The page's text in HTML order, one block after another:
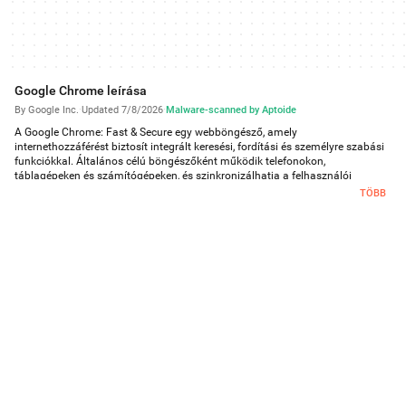
Google Chrome leírása
By Google Inc.·Updated 7/8/2026·Malware-scanned by Aptoide
A Google Chrome: Fast & Secure egy webböngésző, amely
internethozzáférést biztosít integrált keresési, fordítási és személyre szabási
funkciókkal. Általános célú böngészőként működik telefonokon,
táblagépeken és számítógépeken, és szinkronizálhatja a felhasználói
TÖBB